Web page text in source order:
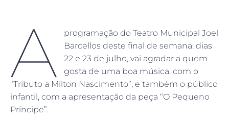
A
programação do Teatro Municipal Joel
Barcellos deste final de semana, dias
22 e 23 de julho, vai agradar a quem
gosta de uma boa música, com o
“Tributo a Milton Nascimento”, e também o público
infantil, com a apresentação da peça “O Pequeno
Príncipe”.